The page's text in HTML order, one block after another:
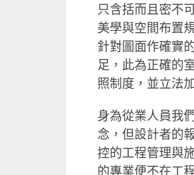
只含括而且密不
美學與空間布置
針對圖面作確實
足，此為正確的
照制度，並立法
身為從業人員我
念，但設計者的
控的工程管理與
的專業便不在工